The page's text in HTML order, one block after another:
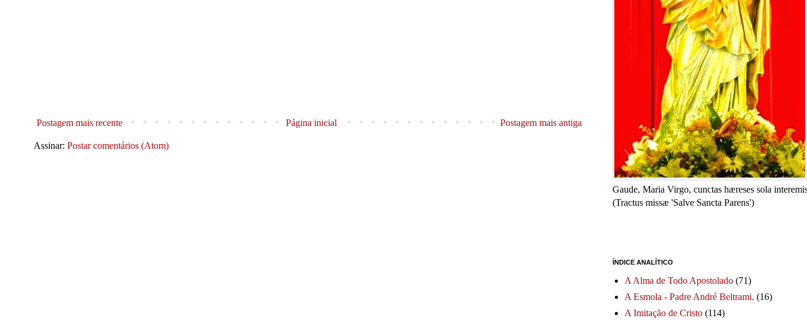
Postagem mais recente Postagem mais antiga
Página inicial
Assinar: Postar comentários (Atom)
Gaude, Maria Virgo, cunctas hæreses sola
(Tractus missæ 'Salve Sancta Parens')
ÍNDICE ANALÍTICO
A Alma de Todo Apostolado (71)
A Esmola - Padre André Beltrami. (16)
A Imitação de Cristo (114)